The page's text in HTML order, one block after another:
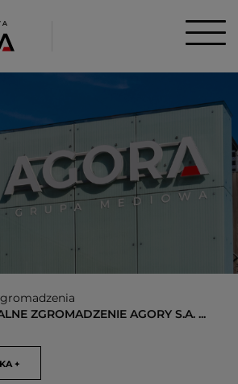
ZGROMADZENIE AGORY S.A. ...
+